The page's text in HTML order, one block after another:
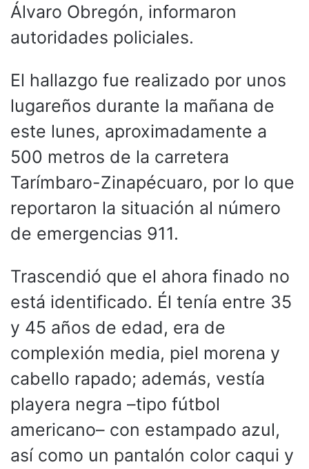
Álvaro Obregón, informaron
autoridades policiales.
El hallazgo fue realizado por unos
lugareños durante la mañana de
este lunes, aproximadamente a
500 metros de la carretera
Tarímbaro-Zinapécuaro, por lo que
reportaron la situación al número
de emergencias 911.
Trascendió que el ahora finado no
está identificado. Él tenía entre 35
y 45 años de edad, era de
complexión media, piel morena y
cabello rapado; además, vestía
playera negra –tipo fútbol
americano– con estampado azul,
así como un pantalón color caqui y